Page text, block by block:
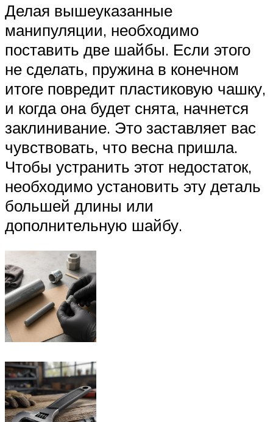
Делая вышеуказанные
манипуляции, необходимо
поставить две шайбы. Если этого
не сделать, пружина в конечном
итоге повредит пластиковую чашку,
и когда она будет снята, начнется
заклинивание. Это заставляет вас
чувствовать, что весна пришла.
Чтобы устранить этот недостаток,
необходимо установить эту деталь
большей длины или
дополнительную шайбу.